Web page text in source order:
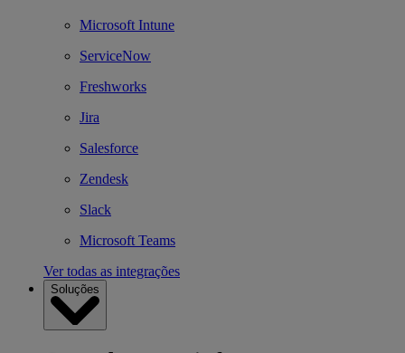
Microsoft Intune
ServiceNow
Freshworks
Jira
Salesforce
Zendesk
Slack
Microsoft Teams
Ver todas as integrações
Soluções